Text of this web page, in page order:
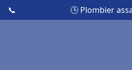
📞 🕒 Plombier